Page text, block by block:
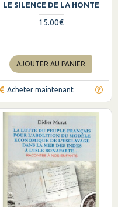
LE SILENCE DE LA HONTE
15.00€
AJOUTER AU PANIER
Acheter maintenant